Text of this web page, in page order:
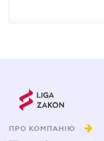
ПРО КОМПАНІЮ